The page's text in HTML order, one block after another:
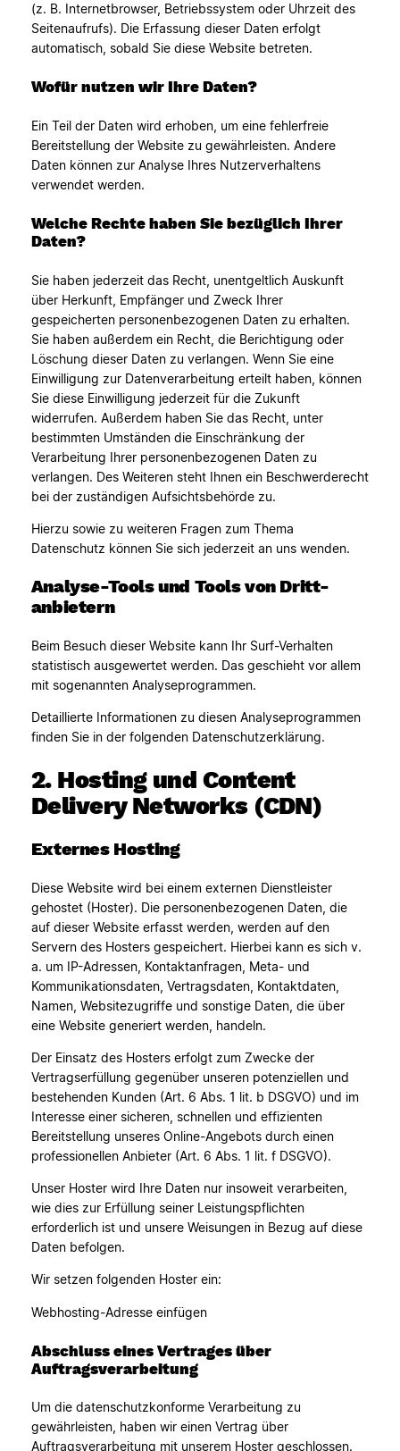
(z. B. Internetbrowser, Betriebssystem oder Uhrzeit des
Seitenaufrufs). Die Erfassung dieser Daten erfolgt
automatisch, sobald Sie diese Website betreten.
Wofür nutzen wir Ihre Daten?
Ein Teil der Daten wird erhoben, um eine fehlerfreie
Bereitstellung der Website zu gewährleisten. Andere
Daten können zur Analyse Ihres Nutzerverhaltens
verwendet werden.
Welche Rechte haben Sie bezüglich Ihrer
Daten?
Sie haben jederzeit das Recht, unentgeltlich Auskunft
über Herkunft, Empfänger und Zweck Ihrer
gespeicherten personenbezogenen Daten zu erhalten.
Sie haben außerdem ein Recht, die Berichtigung oder
Löschung dieser Daten zu verlangen. Wenn Sie eine
Einwilligung zur Datenverarbeitung erteilt haben, können
Sie diese Einwilligung jederzeit für die Zukunft
widerrufen. Außerdem haben Sie das Recht, unter
bestimmten Umständen die Einschränkung der
Verarbeitung Ihrer personenbezogenen Daten zu
verlangen. Des Weiteren steht Ihnen ein Beschwerderecht
bei der zuständigen Aufsichtsbehörde zu.
Hierzu sowie zu weiteren Fragen zum Thema
Datenschutz können Sie sich jederzeit an uns wenden.
Analyse-Tools und Tools von Dritt­
anbietern
Beim Besuch dieser Website kann Ihr Surf-Verhalten
statistisch ausgewertet werden. Das geschieht vor allem
mit sogenannten Analyseprogrammen.
Detaillierte Informationen zu diesen Analyseprogrammen
finden Sie in der folgenden Datenschutzerklärung.
2. Hosting und Content
Delivery Networks (CDN)
Externes Hosting
Diese Website wird bei einem externen Dienstleister
gehostet (Hoster). Die personenbezogenen Daten, die
auf dieser Website erfasst werden, werden auf den
Servern des Hosters gespeichert. Hierbei kann es sich v.
a. um IP-Adressen, Kontaktanfragen, Meta- und
Kommunikationsdaten, Vertragsdaten, Kontaktdaten,
Namen, Websitezugriffe und sonstige Daten, die über
eine Website generiert werden, handeln.
Der Einsatz des Hosters erfolgt zum Zwecke der
Vertragserfüllung gegenüber unseren potenziellen und
bestehenden Kunden (Art. 6 Abs. 1 lit. b DSGVO) und im
Interesse einer sicheren, schnellen und effizienten
Bereitstellung unseres Online-Angebots durch einen
professionellen Anbieter (Art. 6 Abs. 1 lit. f DSGVO).
Unser Hoster wird Ihre Daten nur insoweit verarbeiten,
wie dies zur Erfüllung seiner Leistungspflichten
erforderlich ist und unsere Weisungen in Bezug auf diese
Daten befolgen.
Wir setzen folgenden Hoster ein:
Webhosting-Adresse einfügen
Abschluss eines Vertrages über
Auftragsverarbeitung
Um die datenschutzkonforme Verarbeitung zu
gewährleisten, haben wir einen Vertrag über
Auftragsverarbeitung mit unserem Hoster geschlossen.